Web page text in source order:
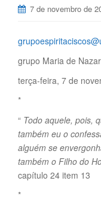
7 de novembro de
grupo Maria de
terça-feira, 7 de
*
“ Todo aquele, pois,
também eu o
alguém se
também o Filho do
capítulo 24 item 13
*